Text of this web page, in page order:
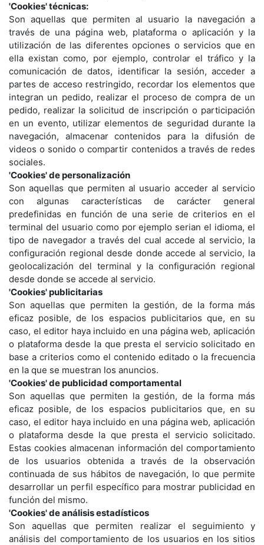
'Cookies' técnicas:
Son aquellas que permiten al usuario la navegación a
través de una página web, plataforma o aplicación y la
utilización de las diferentes opciones o servicios que en
ella existan como, por ejemplo, controlar el tráfico y la
comunicación de datos, identificar la sesión, acceder a
partes de acceso restringido, recordar los elementos que
integran un pedido, realizar el proceso de compra de un
pedido, realizar la solicitud de inscripción o participación
en un evento, utilizar elementos de seguridad durante la
navegación, almacenar contenidos para la difusión de
videos o sonido o compartir contenidos a través de redes
sociales.
'Cookies' de personalización
Son aquellas que permiten al usuario acceder al servicio
con algunas características de carácter general
predefinidas en función de una serie de criterios en el
terminal del usuario como por ejemplo serian el idioma, el
tipo de navegador a través del cual accede al servicio, la
configuración regional desde donde accede al servicio, la
geolocalización del terminal y la configuración regional
desde donde se accede al servicio.
'Cookies' publicitarias
Son aquellas que permiten la gestión, de la forma más
eficaz posible, de los espacios publicitarios que, en su
caso, el editor haya incluido en una página web, aplicación
o plataforma desde la que presta el servicio solicitado en
base a criterios como el contenido editado o la frecuencia
en la que se muestran los anuncios.
'Cookies' de publicidad comportamental
Son aquellas que permiten la gestión, de la forma más
eficaz posible, de los espacios publicitarios que, en su
caso, el editor haya incluido en una página web, aplicación
o plataforma desde la que presta el servicio solicitado.
Estas cookies almacenan información del comportamiento
de los usuarios obtenida a través de la observación
continuada de sus hábitos de navegación, lo que permite
desarrollar un perfil específico para mostrar publicidad en
función del mismo.
'Cookies' de análisis estadísticos
Son aquellas que permiten realizar el seguimiento y
análisis del comportamiento de los usuarios en los sitios